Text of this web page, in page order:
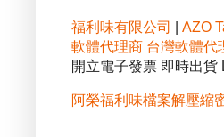
福利味有限公司
AZO
軟體代理商 台灣軟體代
開立電子發票 即時出貨
阿榮福利味檔案解壓縮